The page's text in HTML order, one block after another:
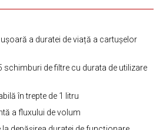
a duratei de viață a cartușelor
schimburi de filtre cu durata de utilizare
în trepte de 1 litru
a fluxului de volum